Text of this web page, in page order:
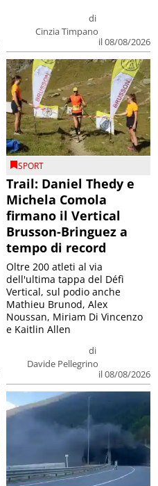
di
Cinzia Timpano
il 08/08/2026
SPORT
Trail: Daniel Thedy e
Michela Comola
firmano il Vertical
Brusson-Bringuez a
tempo di record
di
Davide Pellegrino
il 08/08/2026
Oltre 200 atleti al via
dell'ultima tappa del Défì
Vertical, sul podio anche
Mathieu Brunod, Alex
Noussan, Miriam Di Vincenzo
e Kaitlin Allen